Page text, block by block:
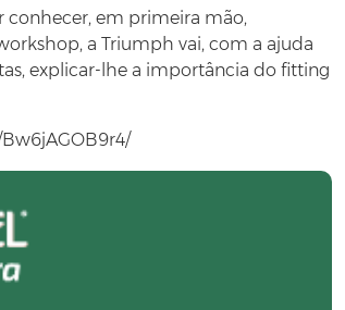
conhecer, em primeira mão,
workshop, a Triumph vai, com a ajuda
explicar-lhe a importância do fitting